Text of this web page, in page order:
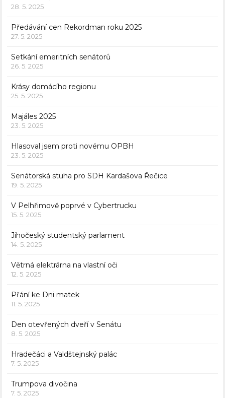
28. 5. 2025
Předávání cen Rekordman roku 2025
27. 5. 2025
Setkání emeritních senátorů
26. 5. 2025
Krásy domácího regionu
25. 5. 2025
Majáles 2025
23. 5. 2025
Hlasoval jsem proti novému OPBH
23. 5. 2025
Senátorská stuha pro SDH Kardašova Řečice
19. 5. 2025
V Pelhřimově poprvé v Cybertrucku
15. 5. 2025
Jihočeský studentský parlament
14. 5. 2025
Větrná elektrárna na vlastní oči
12. 5. 2025
Přání ke Dni matek
11. 5. 2025
Den otevřených dveří v Senátu
8. 5. 2025
Hradečáci a Valdštejnský palác
7. 5. 2025
Trumpova divočina
7. 5. 2025